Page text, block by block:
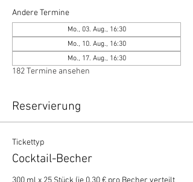
Andere Termine
Mo., 03. Aug., 16:30
Mo., 10. Aug., 16:30
Mo., 17. Aug., 16:30
182 Termine ansehen
Reservierung
Tickettyp
Cocktail-Becher